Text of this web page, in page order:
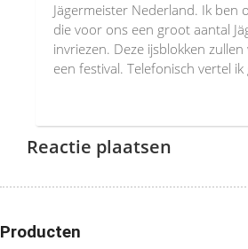
Jägermeister Nederland. Ik ben
die voor ons een groot aantal
invriezen. Deze ijsblokken
een festival. Telefonisch vertel
Reactie plaatsen
Producten